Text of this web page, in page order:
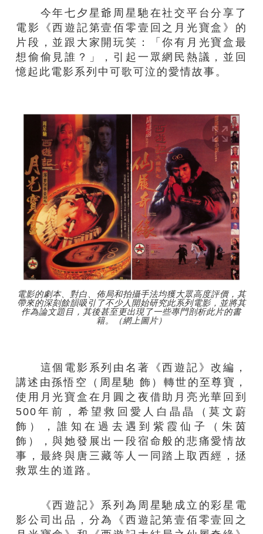
今年七夕星爺周星馳在社交平台分享了
電影《西遊記第壹佰零壹回之月光寶盒》的
片段，並跟大家開玩笑：「你有月光寶盒最
想偷偷見誰？」，引起一眾網民熱議，並回
憶起此電影系列中可歌可泣的愛情故事。
電影的劇本、對白、佈局和拍攝手法均獲大眾高度評價，其
帶來的深刻餘韻吸引了不少人開始研究此系列電影，並將其
作為論文題目，其後甚至更出現了一些專門剖析此片的書
籍。（網上圖片）
這個電影系列由名著《西遊記》改編，
講述由孫悟空（周星馳 飾）轉世的至尊寶，
使用月光寶盒在月圓之夜借助月亮光華回到
500年前，希望救回愛人白晶晶（莫文蔚
飾），誰知在過去遇到紫霞仙子（朱茵
飾），與她發展出一段宿命般的悲痛愛情故
事，最終與唐三藏等人一同踏上取西經，拯
救眾生的道路。
《西遊記》系列為周星馳成立的彩星電
影公司出品，分為《西遊記第壹佰零壹回之